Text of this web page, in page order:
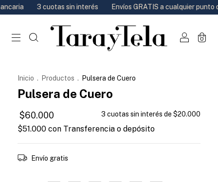
3 cuotas sin interés Envíos GRATIS a cualquier punto
0
Inicio . Productos . Pulsera de Cuero
Pulsera de Cuero
$60.000 3 cuotas sin interés de$20.000
$51.000 con Transferencia o depósito
Envío gratis